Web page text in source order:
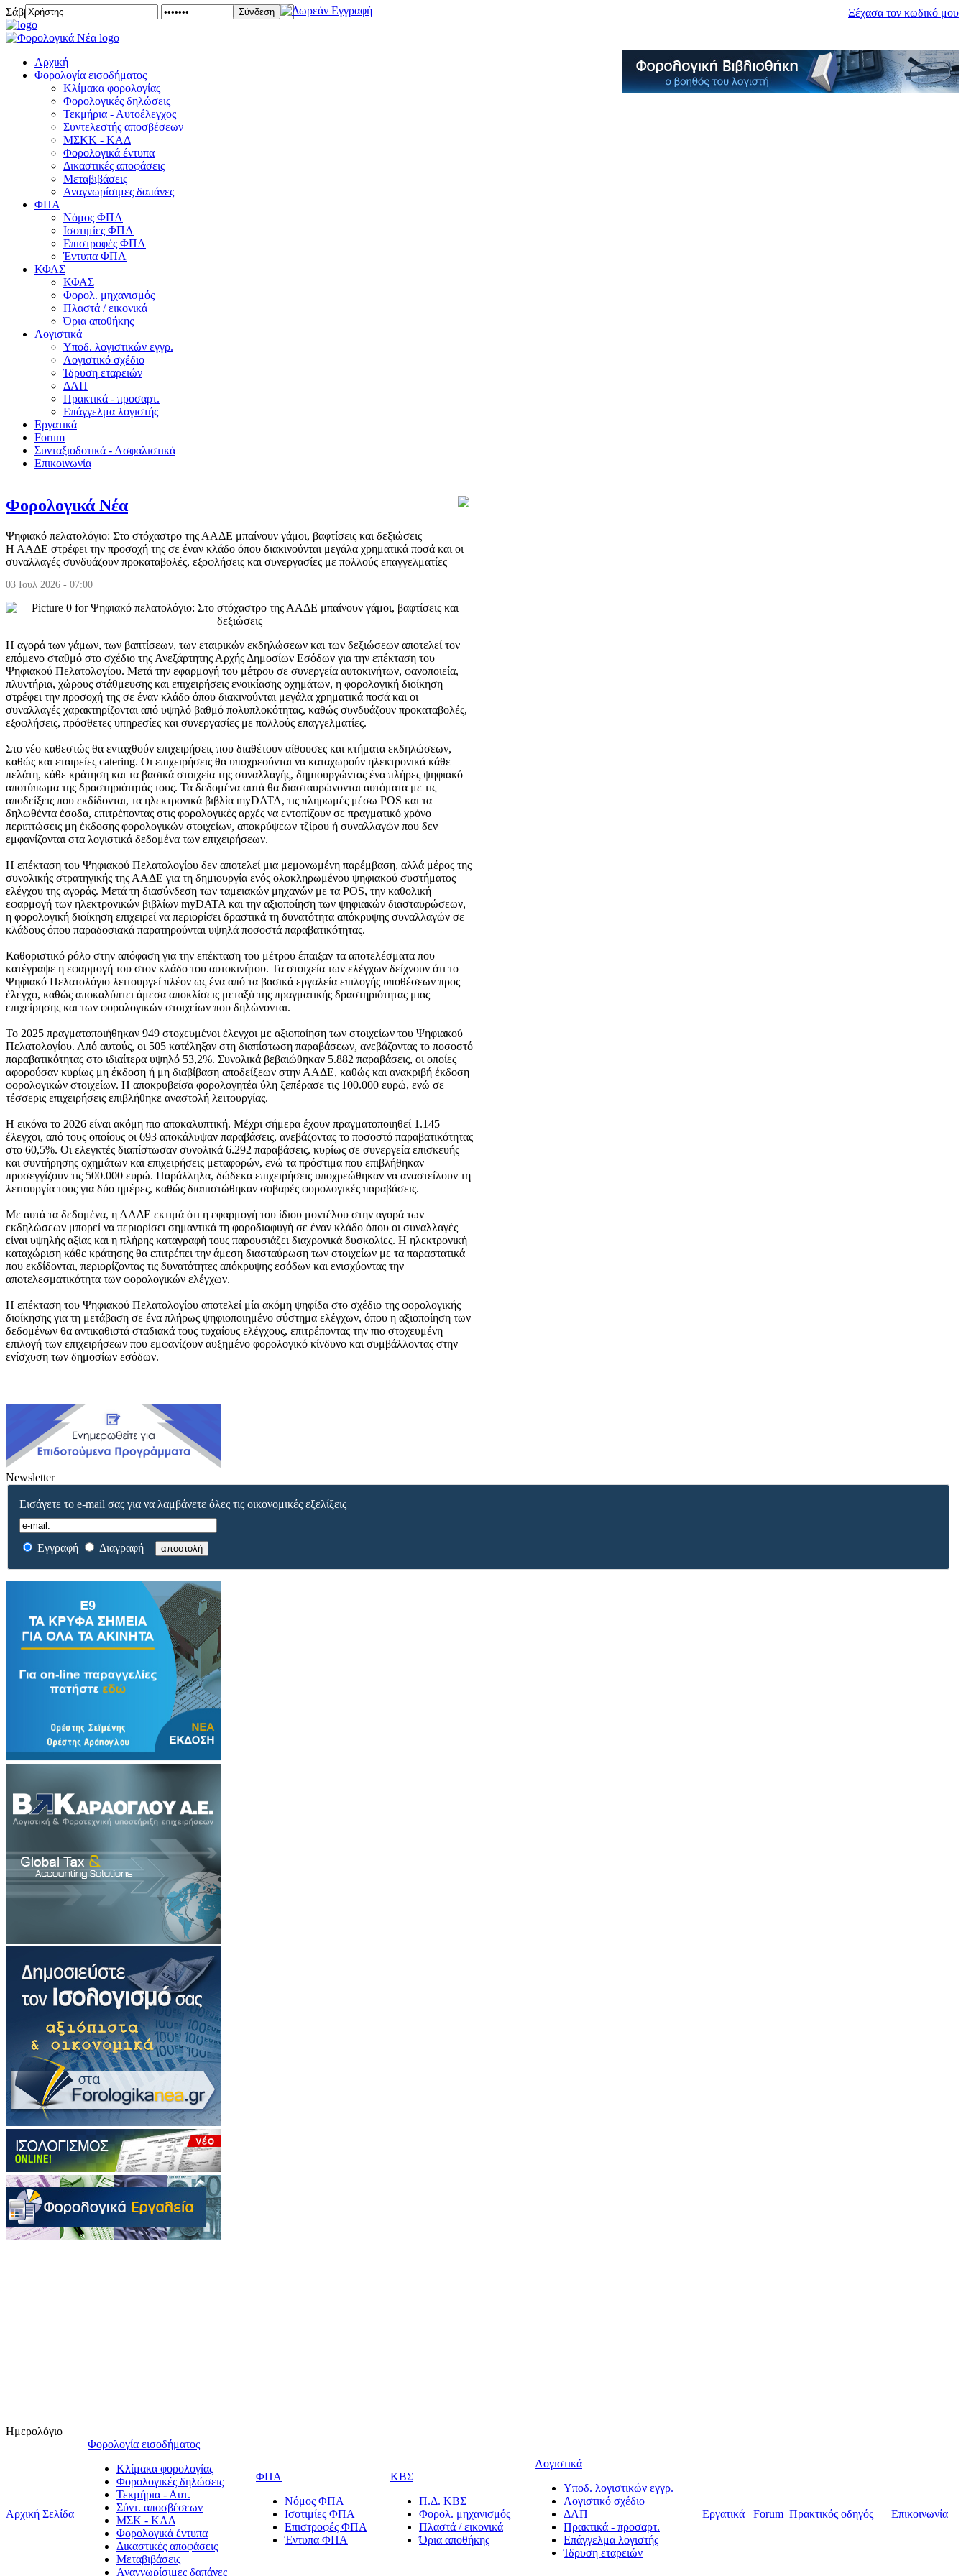
Σάββατο 08 Αυγούστου 2026
Αρχική
Φορολογία εισοδήματος
Κλίμακα φορολογίας
Φορολογικές δηλώσεις
Τεκμήρια - Αυτοέλεγχος
Συντελεστής αποσβέσεων
ΜΣKΚ - ΚΑΔ
Φορολογικά έντυπα
Δικαστικές αποφάσεις
Μεταβιβάσεις
Αναγνωρίσιμες δαπάνες
ΦΠΑ
Νόμος ΦΠΑ
Ισοτιμίες ΦΠΑ
Επιστροφές ΦΠΑ
Έντυπα ΦΠΑ
ΚΦΑΣ
ΚΦΑΣ
Φορολ. μηχανισμός
Πλαστά / εικονικά
Όρια αποθήκης
Λογιστικά
Υποδ. λογιστικών εγγρ.
Λογιστικό σχέδιο
Ίδρυση εταρειών
ΔΛΠ
Πρακτικά - προσαρτ.
Επάγγελμα λογιστής
Εργατικά
Forum
Συνταξιοδοτικά - Ασφαλιστικά
Επικοινωνία
Σύνδεση Ξέχασα τον κωδικό μου
Φορολογικά Νέα
Ψηφιακό πελατολόγιο: Στο στόχαστρο της ΑΑΔΕ μπαίνουν γάμοι, βαφτίσεις και δεξιώσεις
Η ΑΑΔΕ στρέφει την προσοχή της σε έναν κλάδο όπου διακινούνται μεγάλα χρηματικά ποσά και οι
συναλλαγές συνδυάζουν προκαταβολές, εξοφλήσεις και συνεργασίες με πολλούς επαγγελματίες
03 Ιουλ 2026 - 07:00
Η αγορά των γάμων, των βαπτίσεων, των εταιρικών εκδηλώσεων και των δεξιώσεων αποτελεί τον
επόμενο σταθμό στο σχέδιο της Ανεξάρτητης Αρχής Δημοσίων Εσόδων για την επέκταση του
Ψηφιακού Πελατολογίου. Μετά την εφαρμογή του μέτρου σε συνεργεία αυτοκινήτων, φανοποιεία,
πλυντήρια, χώρους στάθμευσης και επιχειρήσεις ενοικίασης οχημάτων, η φορολογική διοίκηση
στρέφει την προσοχή της σε έναν κλάδο όπου διακινούνται μεγάλα χρηματικά ποσά και οι
συναλλαγές χαρακτηρίζονται από υψηλό βαθμό πολυπλοκότητας, καθώς συνδυάζουν προκαταβολές,
εξοφλήσεις, πρόσθετες υπηρεσίες και συνεργασίες με πολλούς επαγγελματίες.
Στο νέο καθεστώς θα ενταχθούν επιχειρήσεις που διαθέτουν αίθουσες και κτήματα εκδηλώσεων,
καθώς και εταιρείες catering. Οι επιχειρήσεις θα υποχρεούνται να καταχωρούν ηλεκτρονικά κάθε
πελάτη, κάθε κράτηση και τα βασικά στοιχεία της συναλλαγής, δημιουργώντας ένα πλήρες ψηφιακό
αποτύπωμα της δραστηριότητάς τους. Τα δεδομένα αυτά θα διασταυρώνονται αυτόματα με τις
αποδείξεις που εκδίδονται, τα ηλεκτρονικά βιβλία myDATA, τις πληρωμές μέσω POS και τα
δηλωθέντα έσοδα, επιτρέποντας στις φορολογικές αρχές να εντοπίζουν σε πραγματικό χρόνο
περιπτώσεις μη έκδοσης φορολογικών στοιχείων, αποκρύψεων τζίρου ή συναλλαγών που δεν
εμφανίζονται στα λογιστικά δεδομένα των επιχειρήσεων.
Η επέκταση του Ψηφιακού Πελατολογίου δεν αποτελεί μια μεμονωμένη παρέμβαση, αλλά μέρος της
συνολικής στρατηγικής της ΑΑΔΕ για τη δημιουργία ενός ολοκληρωμένου ψηφιακού συστήματος
ελέγχου της αγοράς. Μετά τη διασύνδεση των ταμειακών μηχανών με τα POS, την καθολική
εφαρμογή των ηλεκτρονικών βιβλίων myDATA και την αξιοποίηση των ψηφιακών διασταυρώσεων,
η φορολογική διοίκηση επιχειρεί να περιορίσει δραστικά τη δυνατότητα απόκρυψης συναλλαγών σε
κλάδους όπου παραδοσιακά παρατηρούνται υψηλά ποσοστά παραβατικότητας.
Καθοριστικό ρόλο στην απόφαση για την επέκταση του μέτρου έπαιξαν τα αποτελέσματα που
κατέγραψε η εφαρμογή του στον κλάδο του αυτοκινήτου. Τα στοιχεία των ελέγχων δείχνουν ότι το
Ψηφιακό Πελατολόγιο λειτουργεί πλέον ως ένα από τα βασικά εργαλεία επιλογής υποθέσεων προς
έλεγχο, καθώς αποκαλύπτει άμεσα αποκλίσεις μεταξύ της πραγματικής δραστηριότητας μιας
επιχείρησης και των φορολογικών στοιχείων που δηλώνονται.
Το 2025 πραγματοποιήθηκαν 949 στοχευμένοι έλεγχοι με αξιοποίηση των στοιχείων του Ψηφιακού
Πελατολογίου. Από αυτούς, οι 505 κατέληξαν στη διαπίστωση παραβάσεων, ανεβάζοντας το ποσοστό
παραβατικότητας στο ιδιαίτερα υψηλό 53,2%. Συνολικά βεβαιώθηκαν 5.882 παραβάσεις, οι οποίες
αφορούσαν κυρίως μη έκδοση ή μη διαβίβαση αποδείξεων στην ΑΑΔΕ, καθώς και ανακριβή έκδοση
φορολογικών στοιχείων. Η αποκρυβείσα φορολογητέα ύλη ξεπέρασε τις 100.000 ευρώ, ενώ σε
τέσσερις επιχειρήσεις επιβλήθηκε αναστολή λειτουργίας.
Η εικόνα το 2026 είναι ακόμη πιο αποκαλυπτική. Μέχρι σήμερα έχουν πραγματοποιηθεί 1.145
έλεγχοι, από τους οποίους οι 693 αποκάλυψαν παραβάσεις, ανεβάζοντας το ποσοστό παραβατικότητας
στο 60,5%. Οι ελεγκτές διαπίστωσαν συνολικά 6.292 παραβάσεις, κυρίως σε συνεργεία επισκευής
και συντήρησης οχημάτων και επιχειρήσεις μεταφορών, ενώ τα πρόστιμα που επιβλήθηκαν
προσεγγίζουν τις 500.000 ευρώ. Παράλληλα, δώδεκα επιχειρήσεις υποχρεώθηκαν να αναστείλουν τη
λειτουργία τους για δύο ημέρες, καθώς διαπιστώθηκαν σοβαρές φορολογικές παραβάσεις.
Με αυτά τα δεδομένα, η ΑΑΔΕ εκτιμά ότι η εφαρμογή του ίδιου μοντέλου στην αγορά των
εκδηλώσεων μπορεί να περιορίσει σημαντικά τη φοροδιαφυγή σε έναν κλάδο όπου οι συναλλαγές
είναι υψηλής αξίας και η πλήρης καταγραφή τους παρουσιάζει διαχρονικά δυσκολίες. Η ηλεκτρονική
καταχώριση κάθε κράτησης θα επιτρέπει την άμεση διασταύρωση των στοιχείων με τα παραστατικά
που εκδίδονται, περιορίζοντας τις δυνατότητες απόκρυψης εσόδων και ενισχύοντας την
αποτελεσματικότητα των φορολογικών ελέγχων.
Η επέκταση του Ψηφιακού Πελατολογίου αποτελεί μία ακόμη ψηφίδα στο σχέδιο της φορολογικής
διοίκησης για τη μετάβαση σε ένα πλήρως ψηφιοποιημένο σύστημα ελέγχων, όπου η αξιοποίηση των
δεδομένων θα αντικαθιστά σταδιακά τους τυχαίους ελέγχους, επιτρέποντας την πιο στοχευμένη
επιλογή των επιχειρήσεων που εμφανίζουν αυξημένο φορολογικό κίνδυνο και συμβάλλοντας στην
ενίσχυση των δημοσίων εσόδων.
Newsletter
Εισάγετε το e-mail σας για να λαμβάνετε όλες τις οικονομικές εξελίξεις
Εγγραφή Διαγραφή αποστολή
Ημερολόγιο
Αρχική Σελίδα
Φορολογία εισοδήματος
Κλίμακα φορολογίας
Φορολογικές δηλώσεις
Τεκμήρια - Αυτ.
Σύντ. αποσβέσεων
ΜΣΚ - ΚΑΔ
Φορολογικά έντυπα
Δικαστικές αποφάσεις
Μεταβιβάσεις
Αναγνωρίσιμες δαπάνες
ΦΠΑ
Νόμος ΦΠΑ
Ισοτιμίες ΦΠΑ
Επιστροφές ΦΠΑ
Έντυπα ΦΠΑ
ΚΒΣ
Π.Δ. ΚΒΣ
Φορολ. μηχανισμός
Πλαστά / εικονικά
Όρια αποθήκης
Λογιστικά
Υποδ. λογιστικών εγγρ.
Λογιστικό σχέδιο
ΔΛΠ
Πρακτικά - προσαρτ.
Επάγγελμα λογιστής
Ίδρυση εταρειών
Εργατικά Forum Πρακτικός οδηγός Επικοινωνία